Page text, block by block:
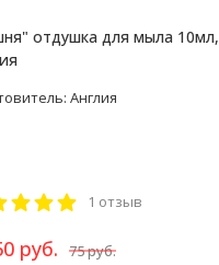
отдушка для мыла 10мл,
Англия
1 отзыв
руб. 75 руб.